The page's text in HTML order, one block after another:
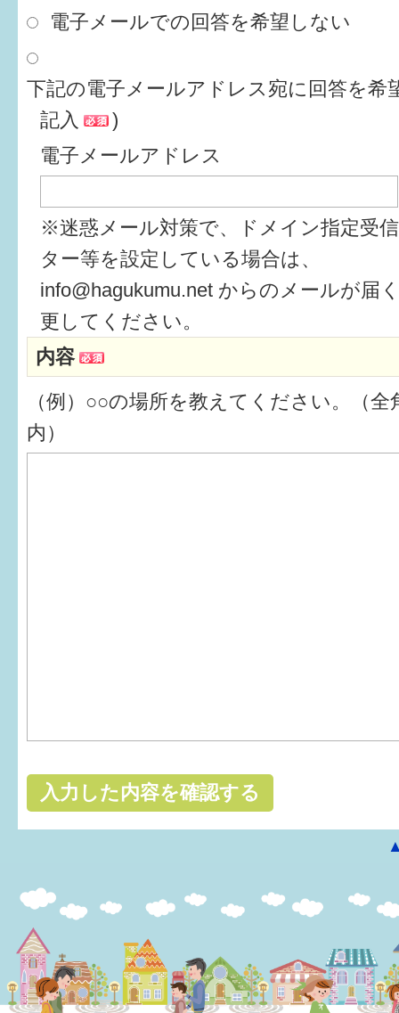
電子メールでの回答を希望しない
下記の電子メールアドレス宛に回答を希
記入
)
電子メールアドレス
※迷惑メール対策で、ドメイン指定受
ター等を設定している場合は、
info@hagukumu.net からのメールが届
更してください。
内容
（例）○○の場所を教えてください。（全
内）
妊娠
3か月〜6か月
6か月〜1歳
1歳〜3歳
3歳〜就学前
就学後〜
子育てマップ
イベントレポート
なるほどコラム
メールマガジン
パパもママも子育て
すまいるサポート行事案内